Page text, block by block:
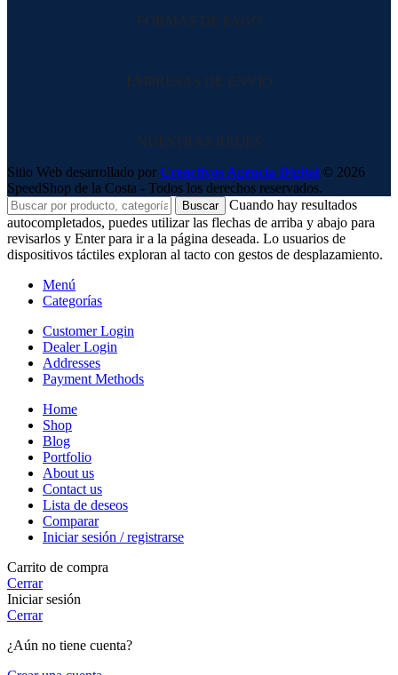
FORMAS DE PAGO
EMPRESAS DE ENVIO
NUESTRAS REDES
Sitio Web desarrollado por Creactivos Agencia Digital © 2026
SpeedShop de la Costa - Todos los derechos reservados.
Buscar
Cuando hay resultados
autocompletados, puedes utilizar las flechas de arriba y abajo para
revisarlos y Enter para ir a la página deseada. Lo usuarios de
dispositivos táctiles exploran al tacto con gestos de desplazamiento.
Menú
Categorías
Customer Login
Dealer Login
Addresses
Payment Methods
Home
Shop
Blog
Portfolio
About us
Contact us
Lista de deseos
Comparar
Iniciar sesión / registrarse
Carrito de compra
Cerrar
Iniciar sesión
Cerrar
¿Aún no tiene cuenta?